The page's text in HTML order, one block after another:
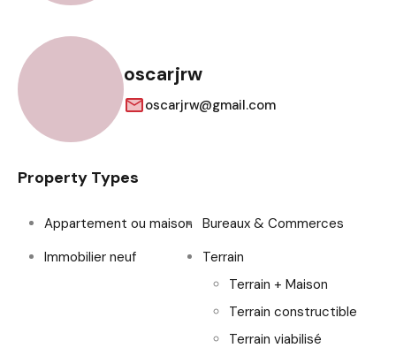
oscarjrw
oscarjrw@gmail.com
Property Types
Appartement ou maison Bureaux & Commerces
Immobilier neuf
Terrain
Terrain + Maison
Terrain constructible
Terrain viabilisé